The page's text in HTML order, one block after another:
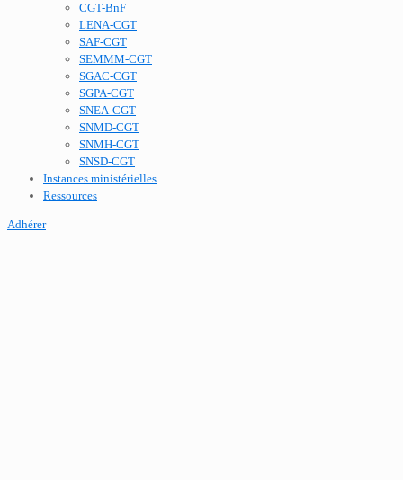
CGT-BnF
LENA-CGT
SAF-CGT
SEMMM-CGT
SGAC-CGT
SGPA-CGT
SNEA-CGT
SNMD-CGT
SNMH-CGT
SNSD-CGT
Instances ministérielles
Ressources
Adhérer